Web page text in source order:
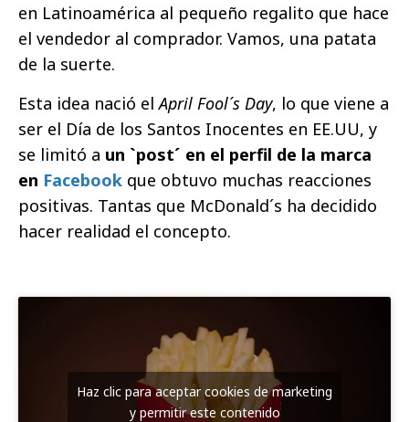
en Latinoamérica al pequeño regalito que hace
el vendedor al comprador. Vamos, una patata
de la suerte.
Esta idea nació elApril Fool´s Day, lo que viene a
ser el Día de los Santos Inocentes en EE.UU, y
se limitó a un `post´ en el perfil de la marca
en Facebook que obtuvo muchas reacciones
positivas. Tantas que McDonald´s ha decidido
hacer realidad el concepto.
Haz clic para aceptar cookies de marketing
y permitir este contenido